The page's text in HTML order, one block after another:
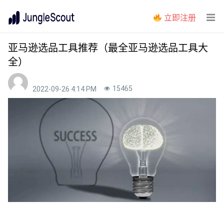
立即注册
亚马逊选品工具推荐（最全亚马逊选品工具大
全）
2022-09-26 4:14 PM 15465